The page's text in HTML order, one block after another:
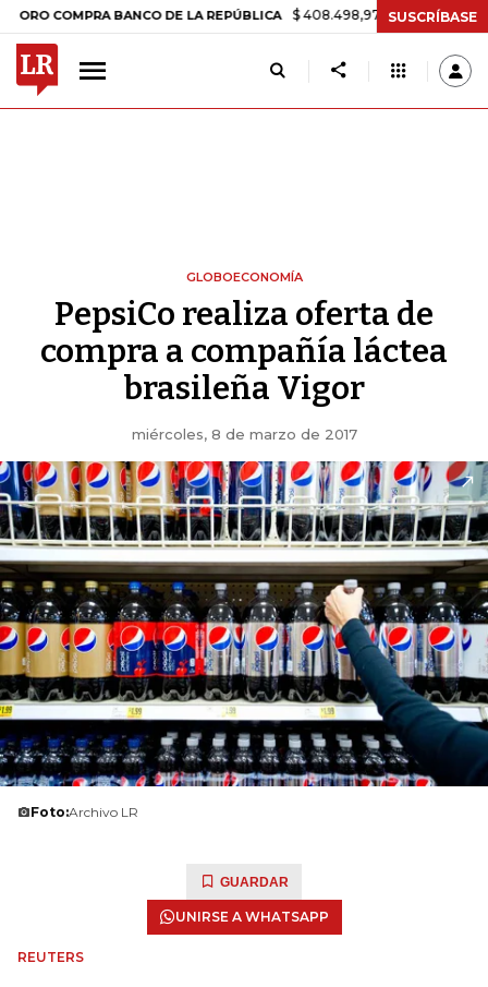
BANCO DE LA REPÚBLICA $ 408.498,97 +$ 8.753,81 +2,19%
SUSCRÍBASE
GLOBOECONOMÍA
PepsiCo realiza oferta de
compra a compañía láctea
brasileña Vigor
miércoles, 8 de marzo de 2017
Foto:Archivo LR
GUARDAR
UNIRSE A WHATSAPP
REUTERS